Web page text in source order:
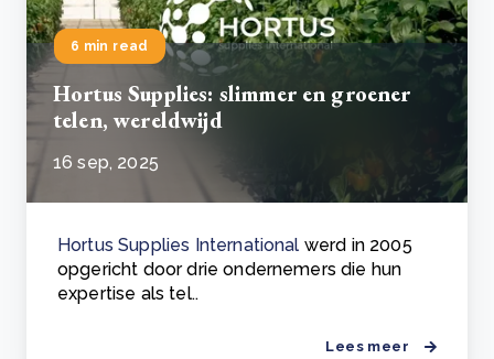
6 min read
Hortus Supplies: slimmer en groener
telen, wereldwijd
16 sep, 2025
Hortus Supplies International werd in 2005
opgericht door drie ondernemers die hun
expertise als tel..
Lees meer